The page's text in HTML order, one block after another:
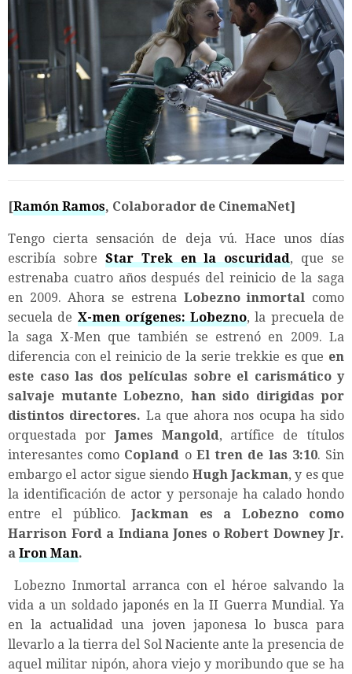
[Ramón Ramos, Colaborador de CinemaNet]
Tengo cierta sensación de deja vú. Hace unos días
escribía sobre Star Trek en la oscuridad, que se
estrenaba cuatro años después del reinicio de la saga
en 2009. Ahora se estrena Lobezno inmortal como
secuela de X-men orígenes: Lobezno, la precuela de
la saga X-Men que también se estrenó en 2009. La
diferencia con el reinicio de la serie trekkie es que en
este caso las dos películas sobre el carismático y
salvaje mutante Lobezno, han sido dirigidas por
distintos directores. La que ahora nos ocupa ha sido
orquestada por James Mangold, artífice de títulos
interesantes como Copland o El tren de las 3:10. Sin
embargo el actor sigue siendo Hugh Jackman, y es que
la identificación de actor y personaje ha calado hondo
entre el público.Jackman es a Lobezno como
Harrison Ford a Indiana Jones o Robert Downey Jr.
a Iron Man.
Lobezno Inmortal arranca con el héroe salvando la
vida a un soldado japonés en la II Guerra Mundial. Ya
en la actualidad una joven japonesa lo busca para
llevarlo a la tierra del Sol Naciente ante la presencia de
aquel militar nipón, ahora viejo y moribundo que se ha